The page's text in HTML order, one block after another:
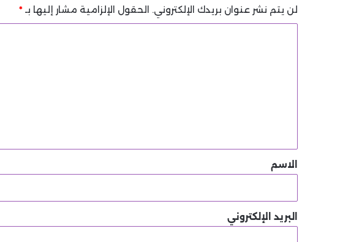
لن يتم نشر عنوان بريدك الإلكتروني. الحقول الإلزامية مشار إليها بـ *
*الاسم
البريد الإلكتروني